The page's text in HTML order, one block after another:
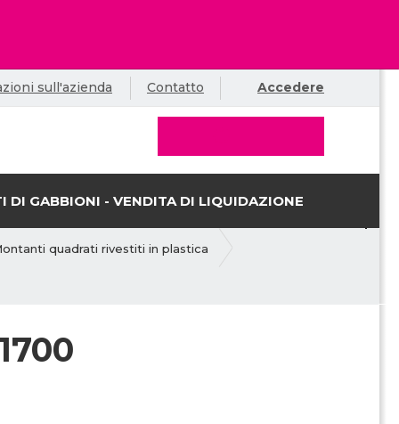
sull'azienda Contatto Accedere
DI GABBIONI - VENDITA DI LIQUIDAZIONE
quadrati rivestiti in plastica